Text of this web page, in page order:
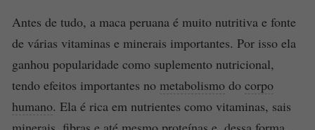
Antes de tudo, a maca peruana é muito nutritiva e fonte
de várias vitaminas e minerais importantes. Por isso ela
ganhou popularidade como suplemento nutricional,
tendo efeitos importantes no metabolismo do corpo
humano. Ela é rica em nutrientes como vitaminas, sais